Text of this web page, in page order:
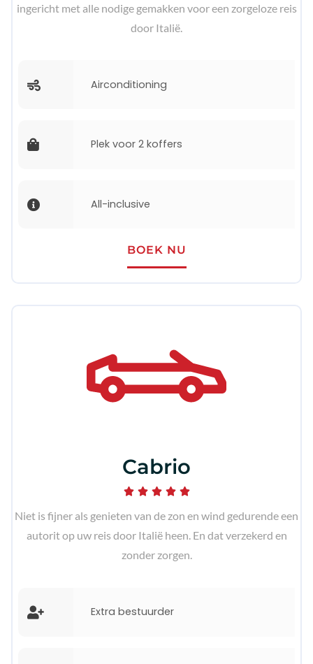
ingericht met alle nodige gemakken voor een zorgeloze reis
door Italië.
Airconditioning
Plek voor 2 koffers
All-inclusive
BOEK NU
Cabrio
    
Niet is fijner als genieten van de zon en wind gedurende een
autorit op uw reis door Italië heen. En dat verzekerd en
zonder zorgen.
Extra bestuurder